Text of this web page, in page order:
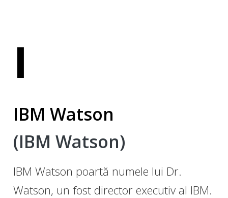
I
IBM Watson
(IBM Watson)
IBM Watson poartă numele lui Dr.
Watson, un fost director executiv al IBM.